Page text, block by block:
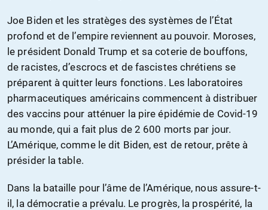
Joe Biden et les stratèges des systèmes de l’État
profond et de l’empire reviennent au pouvoir. Moroses,
le président Donald Trump et sa coterie de bouffons,
de racistes, d’escrocs et de fascistes chrétiens se
préparent à quitter leurs fonctions. Les laboratoires
pharmaceutiques américains commencent à distribuer
des vaccins pour atténuer la pire épidémie de Covid-19
au monde, qui a fait plus de 2 600 morts par jour.
L’Amérique, comme le dit Biden, est de retour, prête à
présider la table.
Dans la bataille pour l’âme de l’Amérique, nous assure-t-
il, la démocratie a prévalu. Le progrès, la prospérité, la